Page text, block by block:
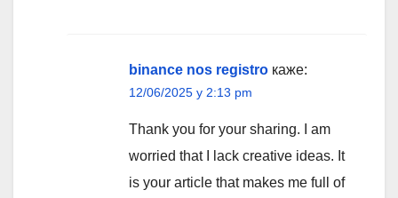
binance nos registro каже:
12/06/2025 у 2:13 pm
Thank you for your sharing. I am
worried that I lack creative ideas. It
is your article that makes me full of